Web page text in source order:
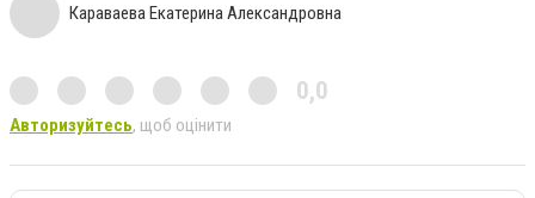
Караваева Екатерина Александровна
0,0
Авторизуйтесь, щоб оцінити